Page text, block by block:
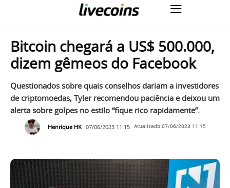
Bitcoin chegará a US$ 500.000,
dizem gêmeos do Facebook
Questionados sobre quais conselhos dariam a investidores
de criptomoedas, Tyler recomendou paciência e deixou um
alerta sobre golpes no estilo “fique rico rapidamente”.
Henrique HK 07/06/2023 11:15 Atualizado 07/06/2023 11:15